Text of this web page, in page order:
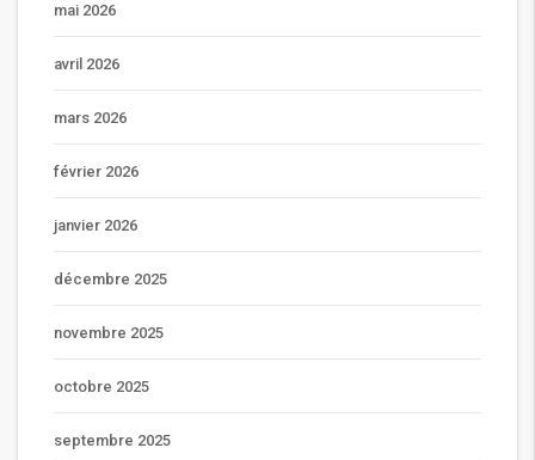
mai 2026
avril 2026
mars 2026
février 2026
janvier 2026
décembre 2025
novembre 2025
octobre 2025
septembre 2025